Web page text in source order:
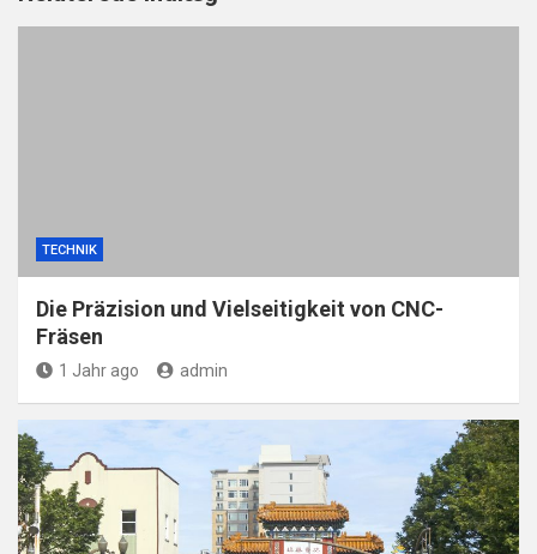
TECHNIK
Die Präzision und Vielseitigkeit von CNC-
Fräsen
1 Jahr ago admin